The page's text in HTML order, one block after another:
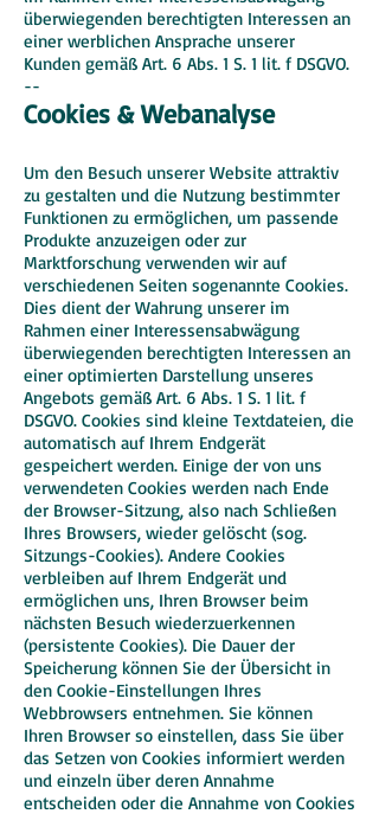
überwiegenden berechtigten Interessen an
einer werblichen Ansprache unserer
Kunden gemäß Art. 6 Abs. 1 S. 1 lit. f DSGVO.
--
Cookies & Webanalyse
Um den Besuch unserer Website attraktiv
zu gestalten und die Nutzung bestimmter
Funktionen zu ermöglichen, um passende
Produkte anzuzeigen oder zur
Marktforschung verwenden wir auf
verschiedenen Seiten sogenannte Cookies.
Dies dient der Wahrung unserer im
Rahmen einer Interessensabwägung
überwiegenden berechtigten Interessen an
einer optimierten Darstellung unseres
Angebots gemäß Art. 6 Abs. 1 S. 1 lit. f
DSGVO. Cookies sind kleine Textdateien, die
automatisch auf Ihrem Endgerät
gespeichert werden. Einige der von uns
verwendeten Cookies werden nach Ende
der Browser-Sitzung, also nach Schließen
Ihres Browsers, wieder gelöscht (sog.
Sitzungs-Cookies). Andere Cookies
verbleiben auf Ihrem Endgerät und
ermöglichen uns, Ihren Browser beim
nächsten Besuch wiederzuerkennen
(persistente Cookies). Die Dauer der
Speicherung können Sie der Übersicht in
den Cookie-Einstellungen Ihres
Webbrowsers entnehmen. Sie können
Ihren Browser so einstellen, dass Sie über
das Setzen von Cookies informiert werden
und einzeln über deren Annahme
entscheiden oder die Annahme von Cookies